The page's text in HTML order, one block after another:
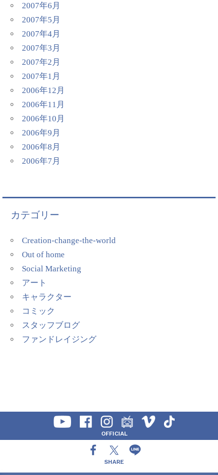
2007年6月
2007年5月
2007年4月
2007年3月
2007年2月
2007年1月
2006年12月
2006年11月
2006年10月
2006年9月
2006年8月
2006年7月
カテゴリー
Creation-change-the-world
Out of home
Social Marketing
アート
キャラクター
コミック
スタッフブログ
ファンドレイジング
OFFICIAL
SHARE